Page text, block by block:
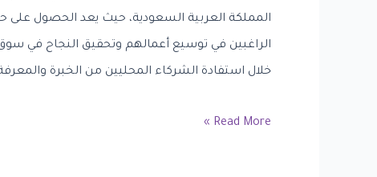
المملكة العربية السعودية، حيث يعد الحصول على
الراغبين في توسيع أعمالهم وتحقيق النجاح في سوق
خلال استفادة الشركاء المحليين من الخبرة
Read More »